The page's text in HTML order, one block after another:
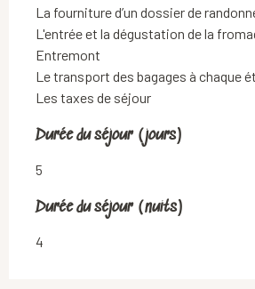
La fourniture d’un dossier de
L'entrée et la dégustation de la
Entremont
Le transport des bagages à chaque
Les taxes de séjour
Durée du séjour (jours)
Durée du séjour (jours)
5
Durée du séjour (nuits)
Durée du séjour (nuits)
4